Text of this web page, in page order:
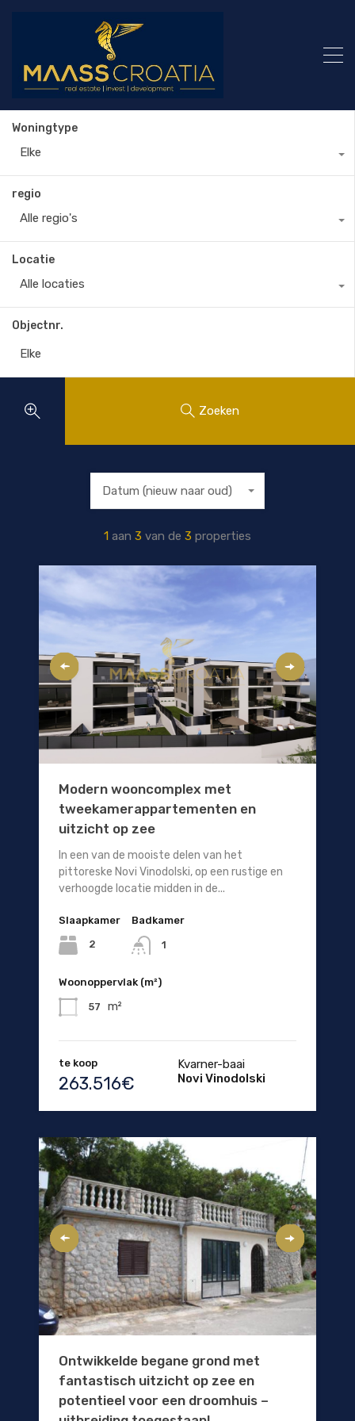
Woningtype
Elke
regio
Alle regio's
Locatie
Alle locaties
Objectnr.
Zoeken
1 aan 3 van de 3 properties
Datum (nieuw naar oud)
Modern wooncomplex met
tweekamerappartementen en
uitzicht op zee
In een van de mooiste delen van het
pittoreske Novi Vinodolski, op een rustige en
verhoogde locatie midden in de...
Slaapkamer
2
Badkamer
1
Woonoppervlak (m²)
57 m²
te koop
263.516€
Kvarner-baai
Novi Vinodolski
Ontwikkelde begane grond met
fantastisch uitzicht op zee en
potentieel voor een droomhuis –